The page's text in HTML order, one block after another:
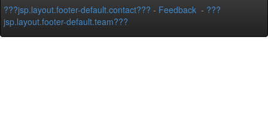
???jsp.layout.footer-default.contact??? - Feedback - ???
jsp.layout.footer-default.team???